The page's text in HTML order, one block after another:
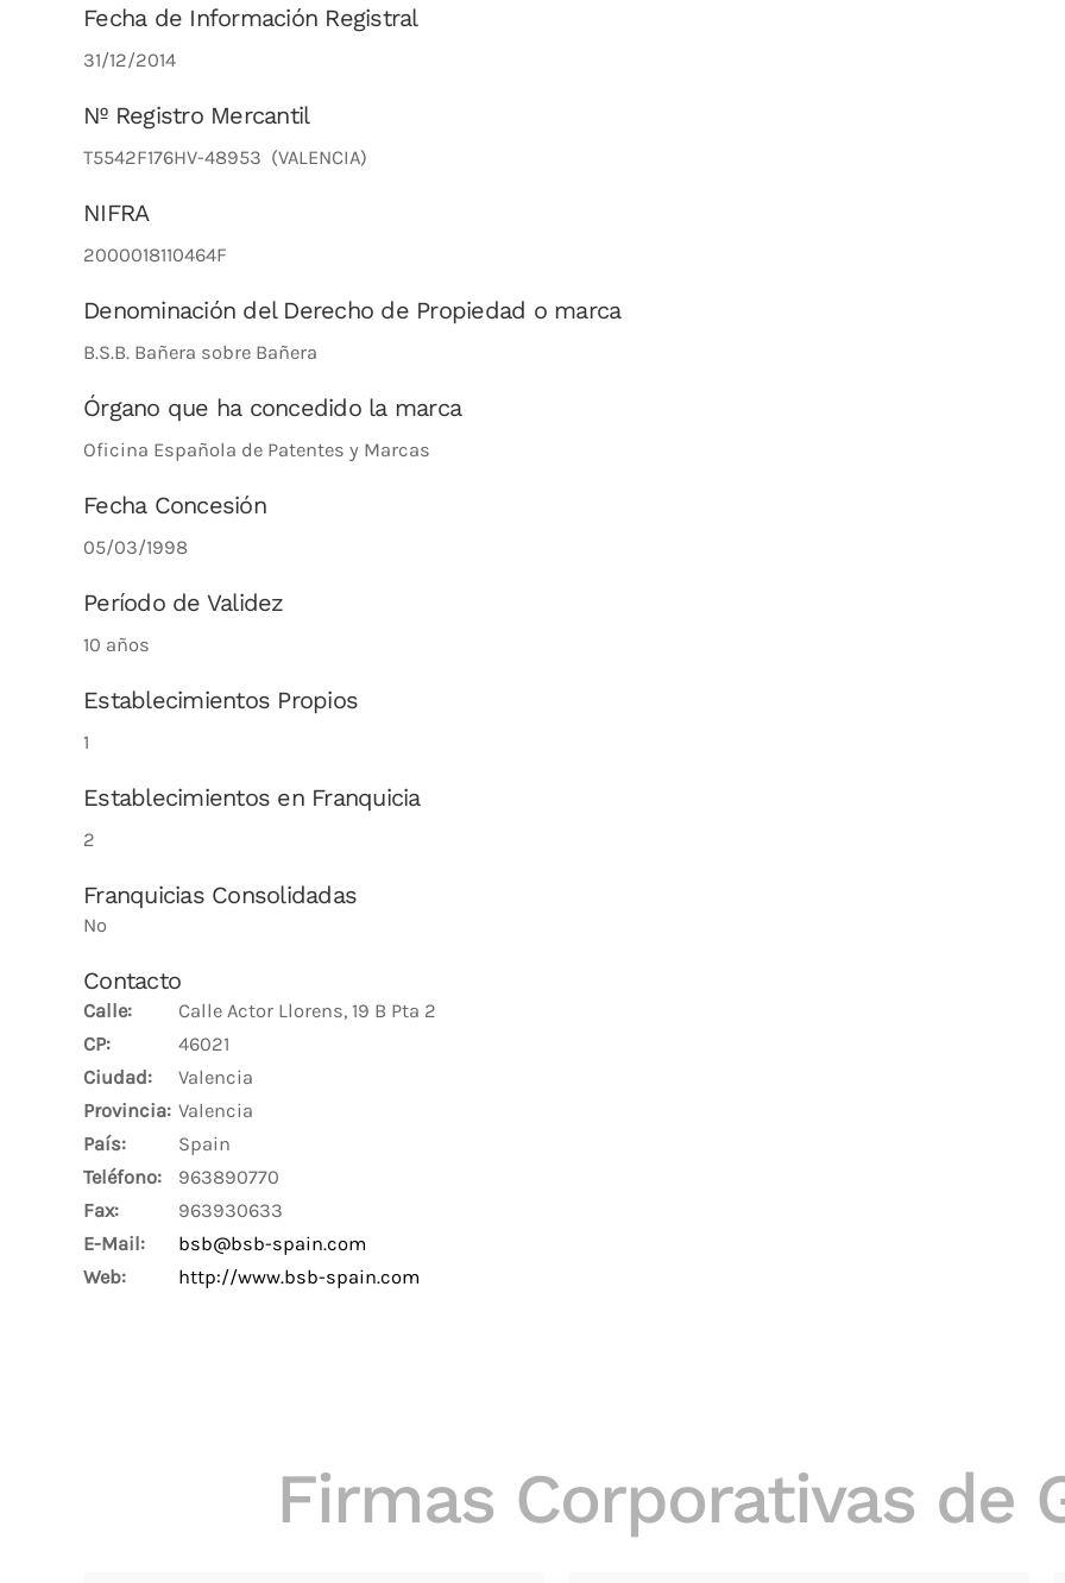
Fecha de Información Registral
31/12/2014
Nº Registro Mercantil
T5542F176HV-48953 (VALENCIA)
NIFRA
2000018110464F
Denominación del Derecho de Propiedad o marca
B.S.B. Bañera sobre Bañera
Órgano que ha concedido la marca
Oficina Española de Patentes y Marcas
Fecha Concesión
05/03/1998
Período de Validez
10 años
Establecimientos Propios
1
Establecimientos en Franquicia
2
Franquicias Consolidadas
No
Contacto
Calle:
Calle Actor Llorens, 19 B Pta 2
CP:
46021
Ciudad:
Valencia
Provincia: Valencia
País:
Spain
Teléfono:
963890770
Fax:
963930633
E-Mail:
bsb@bsb-spain.com
Web:
http://www.bsb-spain.com
Firmas Corporativas de